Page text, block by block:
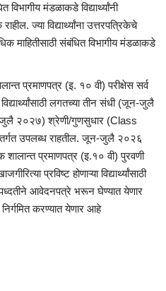
मंडळाकडे विद्यार्थ्यांनी
ज्या विद्यार्थ्यांना उत्तरपत्रिकेचे
माहितीसाठी संबंधित विभागीय मंडळाकडे
प्रमाणपत्र (इ. १० वी) परीक्षेस सर्व
विद्यार्थ्यांसाठी लगतच्या तीन संधी (जून-जुलै
२०२७) श्रेणी/गुणसुधार (Class
उपलब्ध राहतील. जून-जुलै २०२६
शालान्त प्रमाणपत्र (इ.१० वी) पुरवणी
प्रविष्ट होणाऱ्या विद्यार्थ्यांसाठी
आवेदनपत्रे भरून घेण्यात येणार
करण्यात येणार आहे